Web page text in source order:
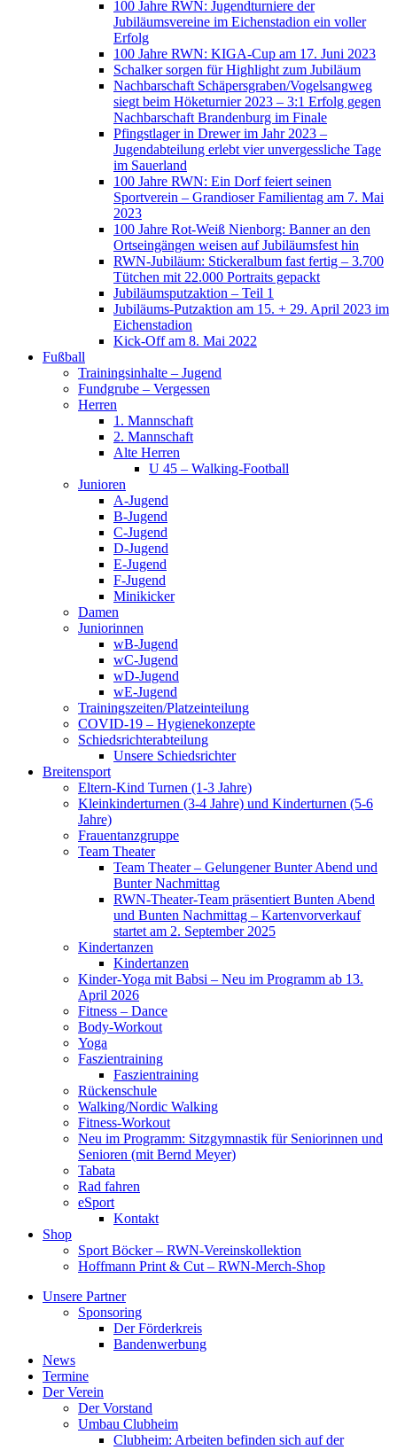
100 Jahre RWN: Jugendturniere der
Jubiläumsvereine im Eichenstadion ein voller
Erfolg
100 Jahre RWN: KIGA-Cup am 17. Juni 2023
Schalker sorgen für Highlight zum Jubiläum
Nachbarschaft Schäpersgraben/Vogelsangweg
siegt beim Höketurnier 2023 – 3:1 Erfolg gegen
Nachbarschaft Brandenburg im Finale
Pfingstlager in Drewer im Jahr 2023 –
Jugendabteilung erlebt vier unvergessliche Tage
im Sauerland
100 Jahre RWN: Ein Dorf feiert seinen
Sportverein – Grandioser Familientag am 7. Mai
2023
100 Jahre Rot-Weiß Nienborg: Banner an den
Ortseingängen weisen auf Jubiläumsfest hin
RWN-Jubiläum: Stickeralbum fast fertig – 3.700
Tütchen mit 22.000 Portraits gepackt
Jubiläumsputzaktion – Teil 1
Jubiläums-Putzaktion am 15. + 29. April 2023 im
Eichenstadion
Kick-Off am 8. Mai 2022
Fußball
Trainingsinhalte – Jugend
Fundgrube – Vergessen
Herren
1. Mannschaft
2. Mannschaft
Alte Herren
U 45 – Walking-Football
Junioren
A-Jugend
B-Jugend
C-Jugend
D-Jugend
E-Jugend
F-Jugend
Minikicker
Damen
Juniorinnen
wB-Jugend
wC-Jugend
wD-Jugend
wE-Jugend
Trainingszeiten/Platzeinteilung
COVID-19 – Hygienekonzepte
Schiedsrichterabteilung
Unsere Schiedsrichter
Breitensport
Eltern-Kind Turnen (1-3 Jahre)
Kleinkinderturnen (3-4 Jahre) und Kinderturnen (5-6
Jahre)
Frauentanzgruppe
Team Theater
Team Theater – Gelungener Bunter Abend und
Bunter Nachmittag
RWN-Theater-Team präsentiert Bunten Abend
und Bunten Nachmittag – Kartenvorverkauf
startet am 2. September 2025
Kindertanzen
Kindertanzen
Kinder-Yoga mit Babsi – Neu im Programm ab 13.
April 2026
Fitness – Dance
Body-Workout
Yoga
Faszientraining
Faszientraining
Rückenschule
Walking/Nordic Walking
Fitness-Workout
Neu im Programm: Sitzgymnastik für Seniorinnen und
Senioren (mit Bernd Meyer)
Tabata
Rad fahren
eSport
Kontakt
Shop
Sport Böcker – RWN-Vereinskollektion
Hoffmann Print & Cut – RWN-Merch-Shop
Unsere Partner
Sponsoring
Der Förderkreis
Bandenwerbung
News
Termine
Der Verein
Der Vorstand
Umbau Clubheim
Clubheim: Arbeiten befinden sich auf der